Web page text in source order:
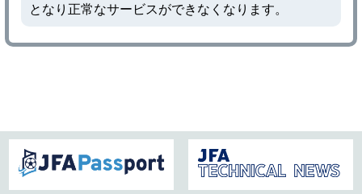
となり正常なサービスができなくなります。